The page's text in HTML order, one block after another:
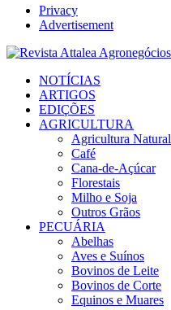
Privacy
Advertisement
NOTÍCIAS
ARTIGOS
EDIÇÕES
AGRICULTURA
Agricultura Natural
Café
Cana-de-Açúcar
Florestais
Milho e Soja
Outros Grãos
PECUÁRIA
Abelhas
Aves e Suínos
Bovinos de Leite
Bovinos de Corte
Equinos e Muares